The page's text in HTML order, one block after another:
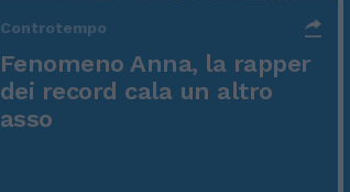
Controtempo
Fenomeno Anna, la rapper
dei record cala un altro
asso